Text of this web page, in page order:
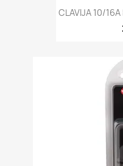
CLAVIJA 10/16A